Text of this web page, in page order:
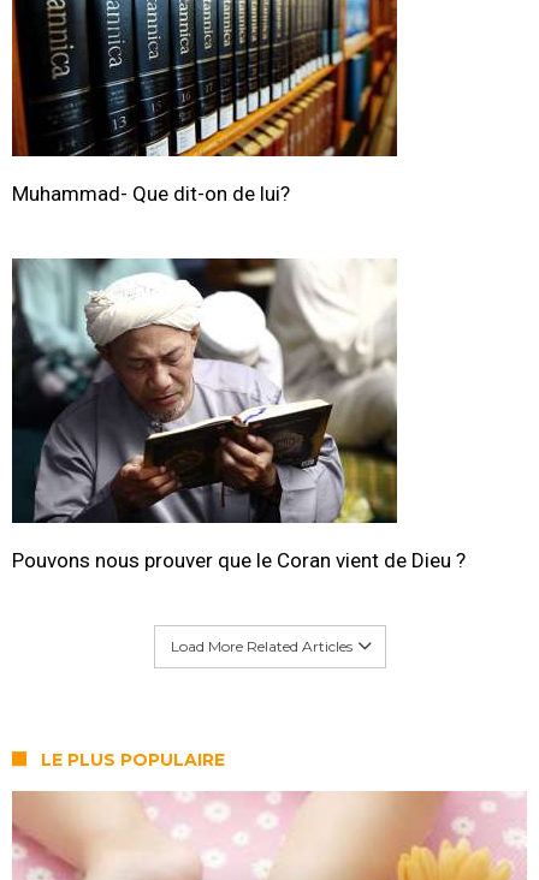
Muhammad- Que dit-on de lui?
Pouvons nous prouver que le Coran vient de Dieu ?
Load More Related Articles
LE PLUS POPULAIRE